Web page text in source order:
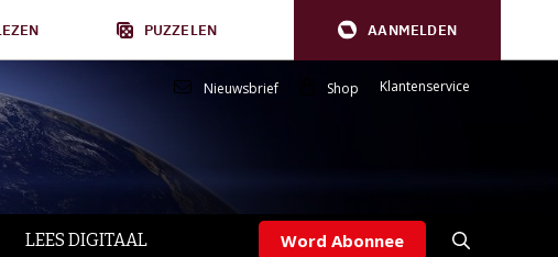
PUZZELEN AANMELDEN
Nieuwsbrief Shop Klantenservice
LEES DIGITAAL Word Abonnee